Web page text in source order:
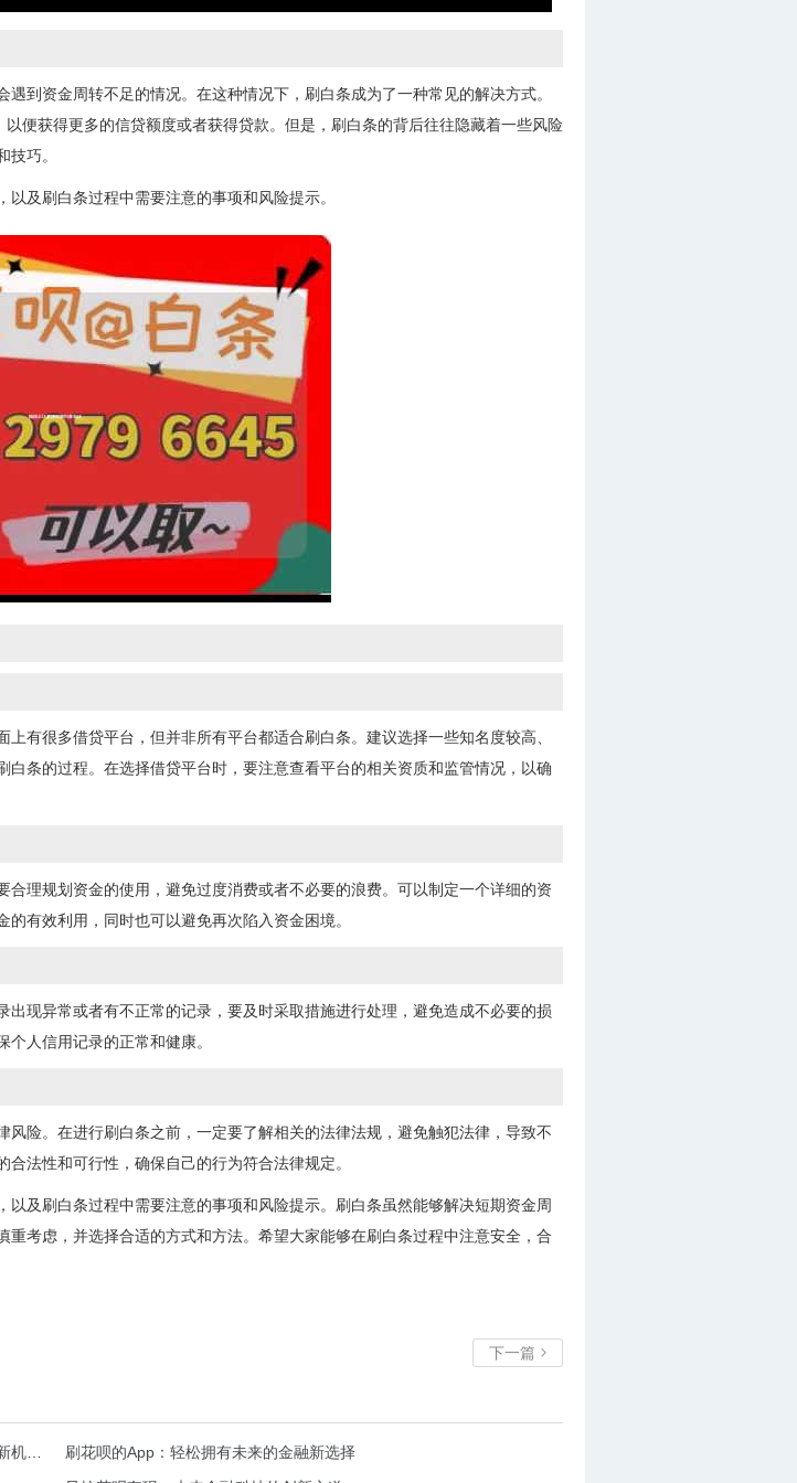
到资金周转不足的情况。在这种情况下，刷白条成为了一种常见的解决方式。
便获得更多的信贷额度或者获得贷款。但是，刷白条的背后往往隐藏着一些风险
巧。
及刷白条过程中需要注意的事项和风险提示。
有很多借贷平台，但并非所有平台都适合刷白条。建议选择一些知名度较高、
条的过程。在选择借贷平台时，要注意查看平台的相关资质和监管情况，以确
理规划资金的使用，避免过度消费或者不必要的浪费。可以制定一个详细的资
有效利用，同时也可以避免再次陷入资金困境。
现异常或者有不正常的记录，要及时采取措施进行处理，避免造成不必要的损
人信用记录的正常和健康。
险。在进行刷白条之前，一定要了解相关的法律法规，避免触犯法律，导致不
法性和可行性，确保自己的行为符合法律规定。
及刷白条过程中需要注意的事项和风险提示。刷白条虽然能够解决短期资金周
考虑，并选择合适的方式和方法。希望大家能够在刷白条过程中注意安全，合
下一篇 
刷花呗的App：轻松拥有未来的金融新选择